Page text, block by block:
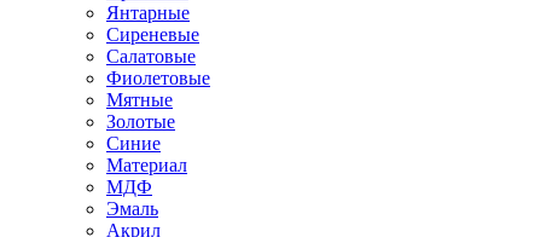
Янтарные
Сиреневые
Салатовые
Фиолетовые
Мятные
Золотые
Синие
Материал
МДФ
Эмаль
Акрил